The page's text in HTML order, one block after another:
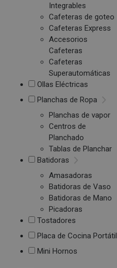
Integrables
Cafeteras de goteo
Cafeteras Express
Accesorios
Cafeteras
Cafeteras
Superautomáticas
Ollas Eléctricas
Planchas de Ropa
Planchas de vapor
Centros de
Planchado
Tablas de Planchar
Batidoras
Amasadoras
Batidoras de Vaso
Batidoras de Mano
Picadoras
Tostadores
Placa de Cocina Portátil
Mini Hornos